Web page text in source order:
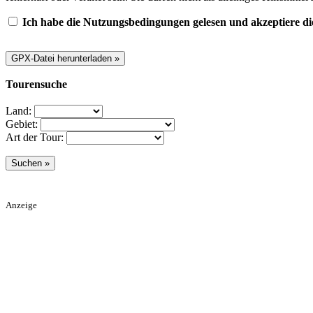
Ich habe die Nutzungsbedingungen gelesen und akzeptiere
Tourensuche
Land:
Gebiet:
Art der Tour:
Anzeige